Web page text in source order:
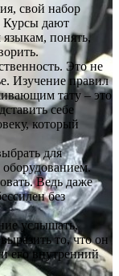
свой набор
Курсы дают
понять,
Это не
Изучение правил
тату – это
себе
который
для
оборудованием.
Ведь даже
без
услышать,
то, что он
его внутренний